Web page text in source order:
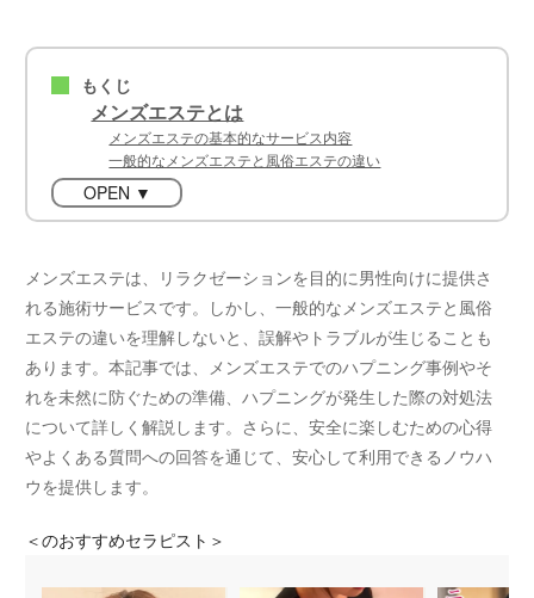
■ もくじ
メンズエステとは
メンズエステの基本的なサービス内容
一般的なメンズエステと風俗エステの違い
OPEN ▼
メンズエステは、リラクゼーションを目的に男性向けに提供さ
れる施術サービスです。しかし、一般的なメンズエステと風俗
エステの違いを理解しないと、誤解やトラブルが生じることも
あります。本記事では、メンズエステでのハプニング事例やそ
れを未然に防ぐための準備、ハプニングが発生した際の対処法
について詳しく解説します。さらに、安全に楽しむための心得
やよくある質問への回答を通じて、安心して利用できるノウハ
ウを提供します。
＜のおすすめセラピスト＞